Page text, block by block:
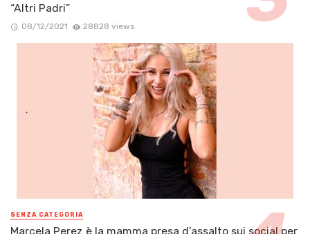
“Altri Padri”
08/12/2021 28828 views
SENZA CATEGORIA
Marcela Perez è la mamma presa d’assalto sui social per